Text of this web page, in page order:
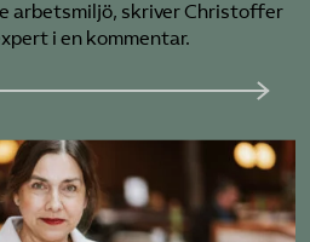
arbetsmiljö, skriver Christoffer
i en kommentar.